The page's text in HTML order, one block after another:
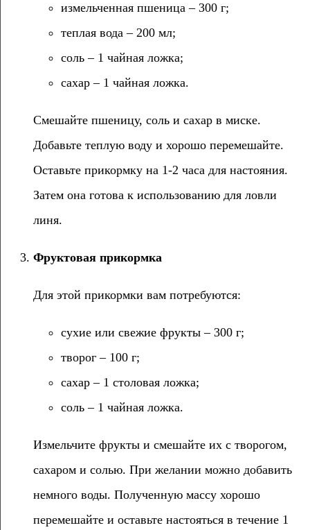
измельченная пшеница – 300 г;
теплая вода – 200 мл;
соль – 1 чайная ложка;
сахар – 1 чайная ложка.
Смешайте пшеницу, соль и сахар в миске.
Добавьте теплую воду и хорошо перемешайте.
Оставьте прикормку на 1-2 часа для настояния.
Затем она готова к использованию для ловли
линя.
Фруктовая прикормка
Для этой прикормки вам потребуются:
сухие или свежие фрукты – 300 г;
творог – 100 г;
сахар – 1 столовая ложка;
соль – 1 чайная ложка.
Измельчите фрукты и смешайте их с творогом,
сахаром и солью. При желании можно добавить
немного воды. Полученную массу хорошо
перемешайте и оставьте настояться в течение 1